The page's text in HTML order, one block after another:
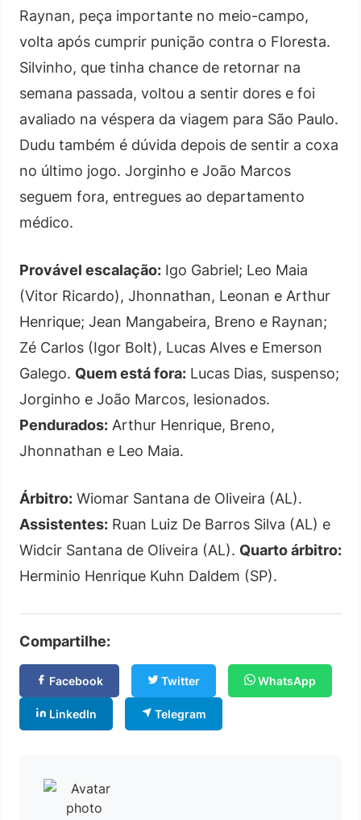
Raynan, peça importante no meio-campo,
volta após cumprir punição contra o Floresta.
Silvinho, que tinha chance de retornar na
semana passada, voltou a sentir dores e foi
avaliado na véspera da viagem para São Paulo.
Dudu também é dúvida depois de sentir a coxa
no último jogo. Jorginho e João Marcos
seguem fora, entregues ao departamento
médico.
Provável escalação: Igo Gabriel; Leo Maia
(Vitor Ricardo), Jhonnathan, Leonan e Arthur
Henrique; Jean Mangabeira, Breno e Raynan;
Zé Carlos (Igor Bolt), Lucas Alves e Emerson
Galego. Quem está fora: Lucas Dias, suspenso;
Jorginho e João Marcos, lesionados.
Pendurados: Arthur Henrique, Breno,
Jhonnathan e Leo Maia.
Árbitro: Wiomar Santana de Oliveira (AL).
Assistentes: Ruan Luiz De Barros Silva (AL) e
Widcir Santana de Oliveira (AL). Quarto árbitro:
Herminio Henrique Kuhn Daldem (SP).
Compartilhe:
Facebook Twitter WhatsApp
LinkedIn Telegram